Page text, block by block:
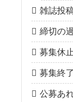
雑誌投
締切の
募集休
募集終了
公募あ